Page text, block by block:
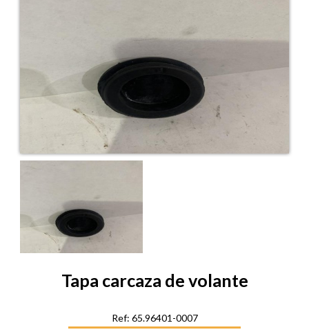
Tapa carcaza de volante
Ref: 65.96401-0007